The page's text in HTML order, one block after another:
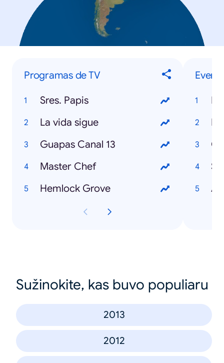
Programas de TV
Sres. Papis
La vida sigue
Guapas Canal 13
Master Chef
Hemlock Grove
Sužinokite, kas buvo populiaru
2013
2012